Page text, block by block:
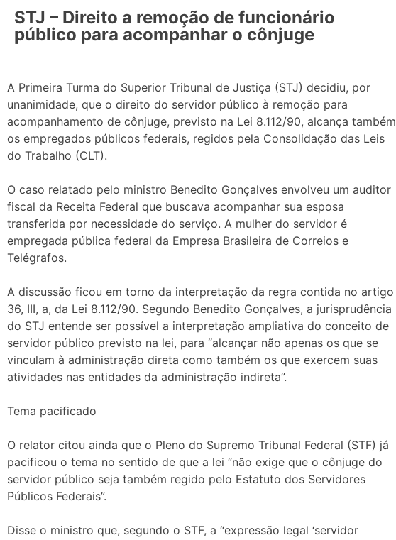
STJ – Direito a remoção de funcionário
público para acompanhar o cônjuge
A Primeira Turma do Superior Tribunal de Justiça (STJ) decidiu, por
unanimidade, que o direito do servidor público à remoção para
acompanhamento de cônjuge, previsto na Lei 8.112/90, alcança também
os empregados públicos federais, regidos pela Consolidação das Leis
do Trabalho (CLT).
O caso relatado pelo ministro Benedito Gonçalves envolveu um auditor
fiscal da Receita Federal que buscava acompanhar sua esposa
transferida por necessidade do serviço. A mulher do servidor é
empregada pública federal da Empresa Brasileira de Correios e
Telégrafos.
A discussão ficou em torno da interpretação da regra contida no artigo
36, III, a, da Lei 8.112/90. Segundo Benedito Gonçalves, a jurisprudência
do STJ entende ser possível a interpretação ampliativa do conceito de
servidor público previsto na lei, para “alcançar não apenas os que se
vinculam à administração direta como também os que exercem suas
atividades nas entidades da administração indireta”.
Tema pacificado
O relator citou ainda que o Pleno do Supremo Tribunal Federal (STF) já
pacificou o tema no sentido de que a lei “não exige que o cônjuge do
servidor público seja também regido pelo Estatuto dos Servidores
Públicos Federais”.
Disse o ministro que, segundo o STF, a “expressão legal ‘servidor